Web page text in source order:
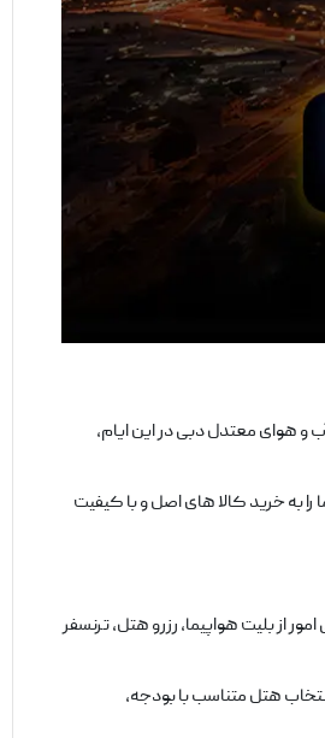
هوای معتدل دبی در این ایام،
به خرید کالا های اصل و با کیفیت
از بلیت هواپیما، رزرو هتل، ترنسفر
هتل متناسب با بودجه،